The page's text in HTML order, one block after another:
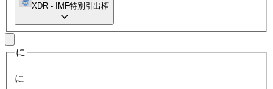
XDR - IMF特別引出権
に
に